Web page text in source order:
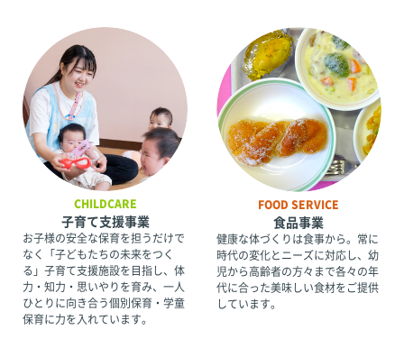
CHILDCARE
子育て支援事業
お子様の安全な保育を担うだけで
なく「子どもたちの未来をつく
る」子育て支援施設を目指し、体
力・知力・思いやりを育み、一人
ひとりに向き合う個別保育・学童
保育に力を入れています。
FOOD SERVICE
食品事業
健康な体づくりは食事から。常に
時代の変化とニーズに対応し、幼
児から高齢者の方々まで各々の年
代に合った美味しい食材をご提供
しています。